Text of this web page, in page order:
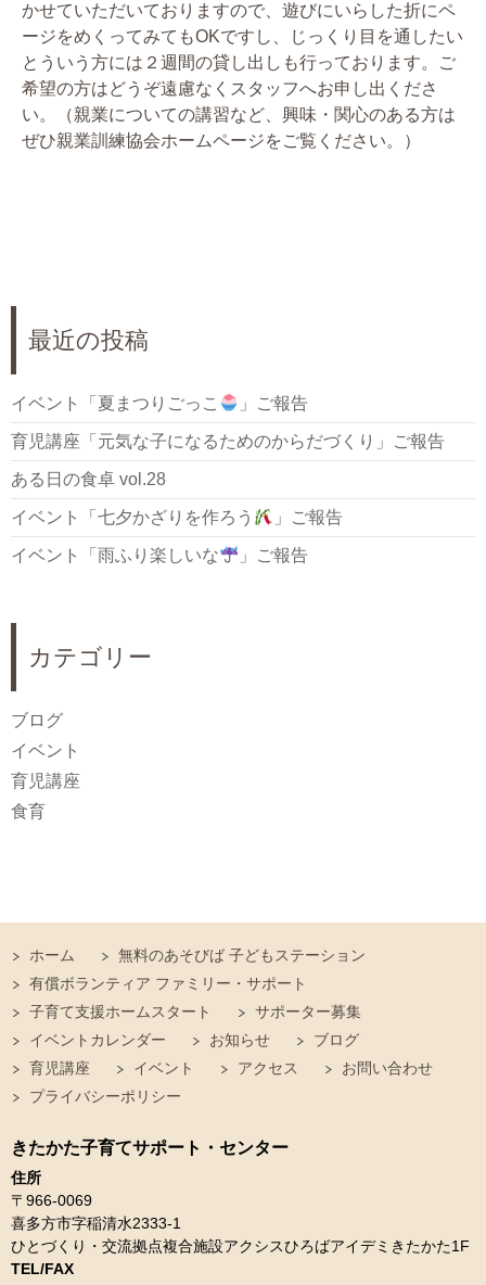
かせていただいておりますので、遊びにいらした折にペ
ージをめくってみてもOKですし、じっくり目を通したい
とういう方には２週間の貸し出しも行っております。ご
希望の方はどうぞ遠慮なくスタッフへお申し出くださ
い。（親業についての講習など、興味・関心のある方は
ぜひ親業訓練協会ホームページをご覧ください。）
最近の投稿
イベント「夏まつりごっこ 」ご報告
育児講座「元気な子になるためのからだづくり」ご報告
ある日の食卓 vol.28
イベント「七夕かざりを作ろう 」ご報告
イベント「雨ふり楽しいな 」ご報告
カテゴリー
ブログ
イベント
育児講座
食育
ホーム
無料のあそびば 子どもステーション
有償ボランティア ファミリー・サポート
子育て支援ホームスタート
サポーター募集
イベントカレンダー
お知らせ
ブログ
育児講座
イベント アクセス
お問い合わせ
プライバシーポリシー
きたかた子育てサポート・センター
住所
〒966-0069
喜多方市字稲清水2333-1
ひとづくり・交流拠点複合施設アクシスひろばアイデミきたかた1F
TEL/FAX